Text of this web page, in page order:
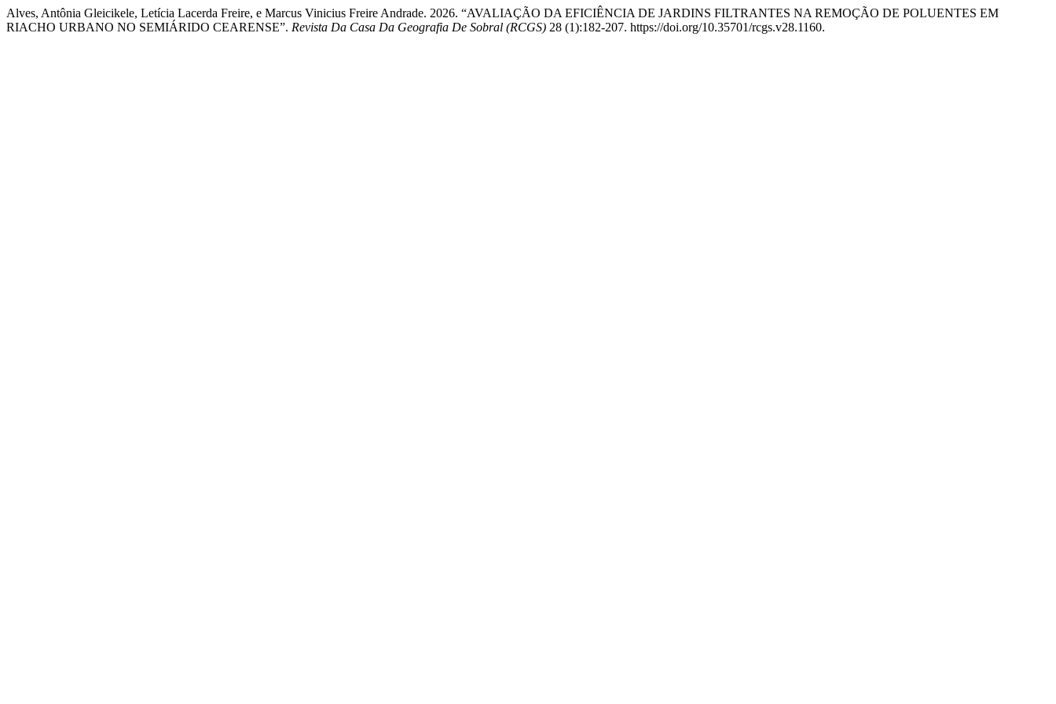
Alves, Antônia Gleicikele, Letícia Lacerda Freire, e Marcus Vinicius Freire Andrade. 2026. “AVALIAÇÃO DA EFICIÊNCIA DE JARDINS FILTRANTES NA REMOÇÃO DE POLUENTES EM
RIACHO URBANO NO SEMIÁRIDO CEARENSE”. Revista Da Casa Da Geografia De Sobral (RCGS) 28 (1):182-207. https://doi.org/10.35701/rcgs.v28.1160.